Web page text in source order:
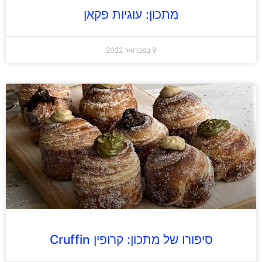
מתכון: עוגיות פקאן
9 בפברואר 2022
סיפורו של מתכון: קרופין Cruffin